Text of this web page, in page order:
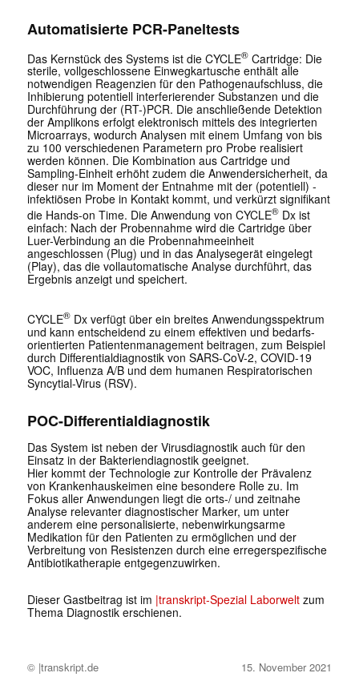
Automatisierte PCR-Paneltests
Das Kernstück des Systems ist die ­CYCLE®Cartridge: Die
sterile, vollgeschlossene Einwegkartusche enthält alle
notwendigen Reagenzien für den Pathogenaufschluss, die
Inhibierung potentiell interferierender Substanzen und die
Durchführung der (RT-)PCR. Die anschließende Detektion
der Amplikons erfolgt elektronisch mittels des ­integrierten
Microarrays, wodurch Analysen mit einem Umfang von bis
zu 100 verschiedenen Parametern pro Probe realisiert
werden können. Die Kombination aus Cartridge und
Sampling-Einheit erhöht zudem die Anwendersicherheit, da
dieser nur im ­Moment der Entnahme mit der (poten­tiell) ­
infektiösen Probe in Kontakt kommt, und verkürzt signifikant
die Hands-on Time. Die Anwendung von CYCLE®Dx ist
einfach: Nach der Probennahme wird die Cartridge über
Luer-Verbindung an die Probennahmeeinheit
angeschlossen (Plug) und in das Analysegerät eingelegt
(Play), das die vollautoma­tische Analyse durchführt, das
Ergebnis anzeigt und speichert.
CYCLE®Dx verfügt über ein breites Anwendungsspektrum
und kann entscheidend zu einem effektiven und bedarfs­
orientierten Patientenmanagement beitragen, zum Beispiel
durch Differentialdiagnostik von SARS-CoV-2, COVID-19
VOC, Influenza A/B und dem humanen Respiratorischen
Syncytial-Virus (RSV).
POC-Differentialdiagnostik
Das System ist neben der Virusdiagnostik auch für den
Einsatz in der Bakteriendiagnostik geeignet.
Hier kommt der Technologie zur Kontrolle der Prävalenz
von Krankenhauskeimen eine besondere Rolle zu. Im
Fokus aller Anwendungen liegt die orts-/ und zeitnahe
Analyse relevanter diagnostischer Marker, um unter
anderem eine personalisierte, nebenwirkungsarme
Medikation für den Patienten zu ermöglichen und der
Verbreitung von Resistenzen durch eine erregerspezifische
Antibiotikatherapie entgegenzuwirken.
Dieser Gastbeitrag ist im |transkript-Spezial Laborweltzum
Thema Diagnostik erschienen.
© |transkript.de 15. November 2021